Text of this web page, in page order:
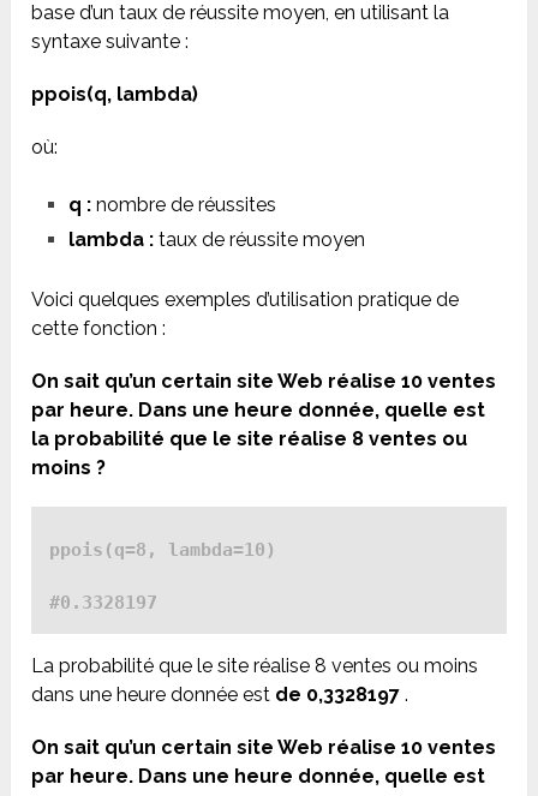
base d’un taux de réussite moyen, en utilisant la
syntaxe suivante :
ppois(q, lambda)
où:
q :nombre de réussites
lambda :taux de réussite moyen
Voici quelques exemples d’utilisation pratique de
cette fonction :
On sait qu’un certain site Web réalise 10 ventes
par heure. Dans une heure donnée, quelle est
la probabilité que le site réalise 8 ventes ou
moins ?
ppois(q=8, lambda=10)
#0.3328197
La probabilité que le site réalise 8 ventes ou moins
dans une heure donnée est de 0,3328197 .
On sait qu’un certain site Web réalise 10 ventes
par heure. Dans une heure donnée, quelle est